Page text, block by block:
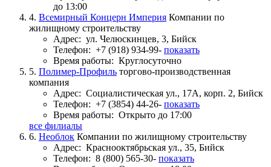
до 13:00
4. Всемирный Концерн Империя Компании по
жилищному строительству
Адрес: ул. Челюскинцев, 3, Бийск
Телефон: +7 (918) 934-99- показать
Время работы: Круглосуточно
5. Полимер-Профиль торгово-производственная
компания
Адрес: Социалистическая ул., 17А, корп. 2, Бийск
Телефон: +7 (3854) 44-26- показать
Время работы: Открыто до 17:00
все филиалы
6. Необлок Компании по жилищному строительству
Адрес: Краснооктябрьская ул., 35, Бийск
Телефон: 8 (800) 565-30- показать